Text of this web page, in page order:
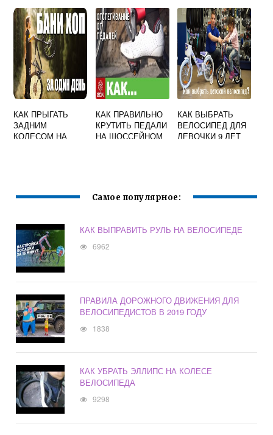
КАК ПРЫГАТЬ
ЗАДНИМ
КОЛЕСОМ НА
КАК ПРАВИЛЬНО
КРУТИТЬ ПЕДАЛИ
НА ШОССЕЙНОМ
КАК ВЫБРАТЬ
ВЕЛОСИПЕД ДЛЯ
ДЕВОЧКИ 9 ЛЕТ
Самое популярное:
КАК ВЫПРАВИТЬ РУЛЬ НА ВЕЛОСИПЕДЕ
6962
ПРАВИЛА ДОРОЖНОГО ДВИЖЕНИЯ ДЛЯ
ВЕЛОСИПЕДИСТОВ В 2019 ГОДУ
1838
КАК УБРАТЬ ЭЛЛИПС НА КОЛЕСЕ
ВЕЛОСИПЕДА
9298